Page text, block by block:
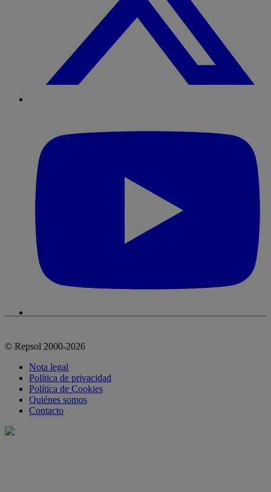
© Repsol 2000-2026
Nota legal
Política de privacidad
Política de Cookies
Quiénes somos
Contacto